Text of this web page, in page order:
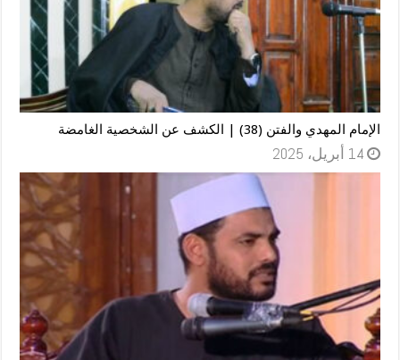
الإمام المهدي والفتن (38) | الكشف عن الشخصية الغامضة
14 أبريل، 2025